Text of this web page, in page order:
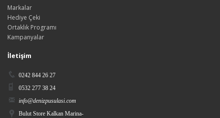
Markalar
Hediye Çeki
Ortaklık Programı
Kampanyalar
İletişim
0242 844 26 27
0532 277 38 24
info@denizpusulasi.com
Bulut Store Kalkan Marina-